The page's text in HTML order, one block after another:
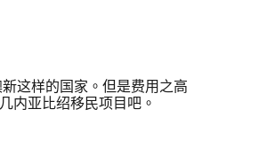
这样的国家。但是费用之高
内亚比绍移民项目吧。